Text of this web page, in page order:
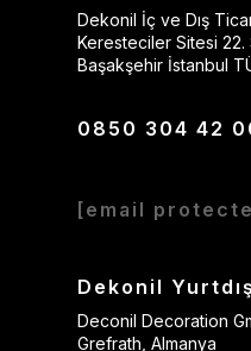
Dekonil İç ve Dış
Keresteciler Sitesi 22.
Başakşehir İstanbul
0850 304 42
[email
Dekonil
Deconil Decoration
Grefrath, Almanya